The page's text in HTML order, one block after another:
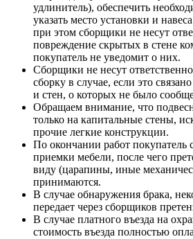
удлинитель), обеспечить
указать место установки и
при этом сборщики не несут
повреждение скрытых в стене
покупатель не уведомит о них.
Сборщики не несут
сборку в случае, если это
и стен, о которых не было
Обращаем внимание, что
только на капитальные стены,
прочие легкие конструкции.
По окончании работ покупатель
приемки мебели, после чего
виду (царапины, иные
принимаются.
В случае обнаружения брака,
передает через сборщиков
В случае платного въезда на
стоимость въезда полностью